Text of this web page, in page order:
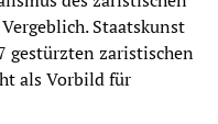
Staatskunst
gestürzten zaristischen
als Vorbild für